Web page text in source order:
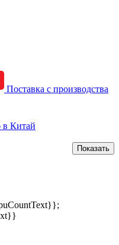
Поставка с производства
Китай
Показать